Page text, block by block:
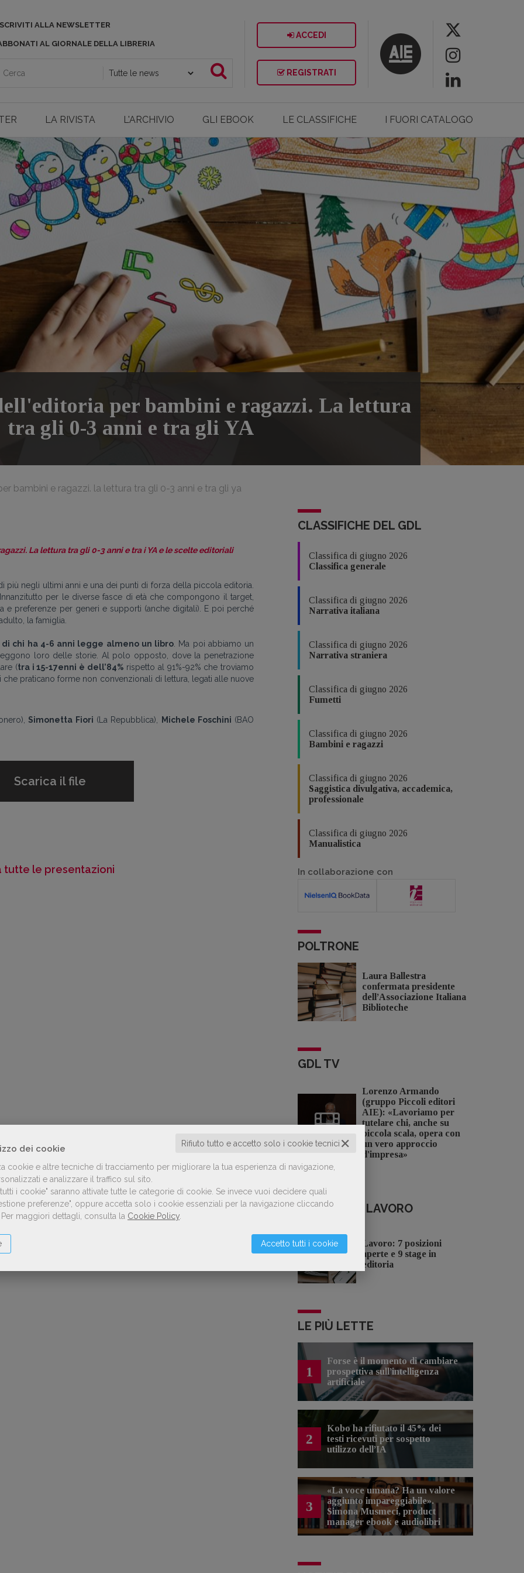
dei cookie ✕
Rifiuto tutto e accetto solo i cookie tecnici
cookie e altre tecniche di tracciamento per migliorare la tua esperienza di navigazione,
e analizzare il traffico sul sito.
i cookie" saranno attivate tutte le categorie di cookie. Se invece vuoi decidere quali
preferenze", oppure accetta solo i cookie essenziali per la navigazione cliccando
Per maggiori dettagli, consulta la Cookie Policy
Accetto tutti i cookie
ALLA NEWSLETTER
AL GIORNALE DELLA LIBRERIA
ACCEDI
REGISTRATI
LA RIVISTA L'ARCHIVIO GLI EBOOK LE CLASSIFICHE I FUORI CATALOGO
per bambini e ragazzi. La lettura
tra gli 0-3 anni e tra gli YA
bambini e ragazzi. la lettura tra gli 0-3 anni e tra gli ya
La lettura tra gli 0-3 anni e tra i YA e le scelte editoriali
più negli ultimi anni e una dei punti di forza della piccola editoria.
per le diverse fasce di età che compongono il target,
e preferenze per generi e supporti (anche digitali). E poi perché
la famiglia.
di chi ha 4-6 anni legge almeno un libro . Ma poi abbiamo un
loro delle storie. Al polo opposto, dove la penetrazione
(tra i 15-17enni è dell’84% rispetto al 91%-92% che troviamo
praticano forme non convenzionali di lettura, legati alle nuove
Simonetta Fiori (La Repubblica), Michele Foschini (BAO
Scarica il file
tutte le presentazioni
CLASSIFICHE DEL GDL
Classifica di giugno 2026
Classifica generale
Classifica di giugno 2026
Narrativa italiana
Classifica di giugno 2026
Narrativa straniera
Classifica di giugno 2026
Fumetti
Classifica di giugno 2026
Bambini e ragazzi
Classifica di giugno 2026
Saggistica divulgativa, accademica,
professionale
Classifica di giugno 2026
Manualistica
In collaborazione con
POLTRONE
Laura Ballestra
confermata presidente
dell’Associazione Italiana
Biblioteche
GDL TV
Lorenzo Armando
(gruppo Piccoli editori
AIE): «Lavoriamo per
tutelare chi, anche su
piccola scala, opera con
un vero approccio
d'impresa»
OFFERTE DI LAVORO
Lavoro: 7 posizioni
aperte e 9 stage in
editoria
LE PIÙ LETTE
1
Forse è il momento di cambiare
prospettiva sull’intelligenza
artificiale
2
Kobo ha rifiutato il 45% dei
testi ricevuti per sospetto
utilizzo dell’IA
3
«La voce umana? Ha un valore
aggiunto impareggiabile».
Simona Musmeci, product
manager ebook e audiolibri